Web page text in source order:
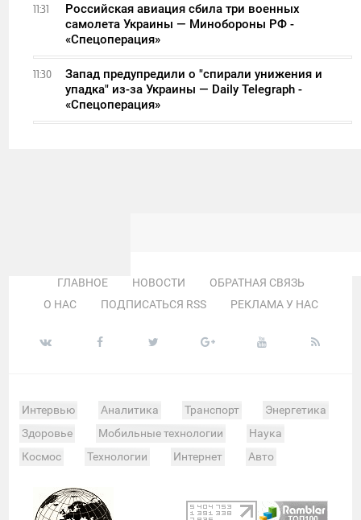
11:31
Российская авиация сбила три военных
самолета Украины — Минобороны РФ -
«Спецоперация»
11:30
Запад предупредили о "спирали унижения и
упадка" из-за Украины — Daily Telegraph -
«Спецоперация»
ГЛАВНОЕ НОВОСТИ
ОБРАТНАЯ СВЯЗЬ
О НАС
ПОДПИСАТЬСЯ RSS РЕКЛАМА У НАС
Интервью Аналитика Транспорт
Энергетика
Здоровье
Мобильные технологии
Наука
Космос
Технологии Интернет
Авто
Велоспорт
Покер Хоккей
Баскетбол